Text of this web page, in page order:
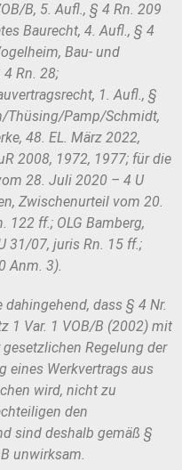
B, 5. Aufl., § 4 Rn. 209
Baurecht, 4. Aufl., § 4
Bau- und
4 Rn. 28;
1. Aufl., §
Thüsing/Pamp/Schmidt,
48. EL. März 2022,
2008, 1972, 1977; für die
28. Juli 2020 – 4 U
Zwischenurteil vom 20.
122 ff.; OLG Bamberg,
31/07, juris Rn. 15 ff.;
Anm. 3).
dahingehend, dass § 4 Nr.
1 Var. 1 VOB/B (2002) mit
Regelung der
eines Werkvertrags aus
wird, nicht zu
den
sind deshalb gemäß §
unwirksam.